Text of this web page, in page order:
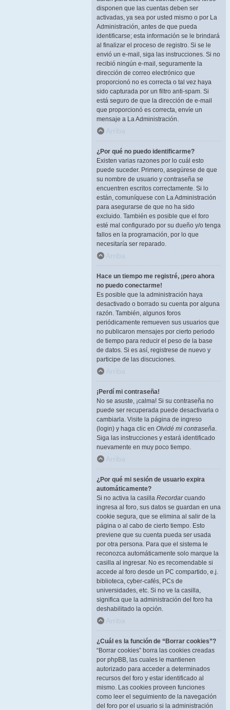
disponen que las cuentas deben ser
activadas, ya sea por usted mismo o por La
Administración, antes de que pueda
identificarse; esta información se le brindará
al finalizar el proceso de registro. Si se le
envió un e-mail, siga las instrucciones. Si no
recibió ningún e-mail, seguramente la
dirección de correo electrónico que
proporcionó no es correcta o tal vez haya
sido capturada por un filtro anti-spam. Si
está seguro de que la dirección de e-mail
que proporcionó es correcta, envíe un
mensaje a La Administración.
Arriba
¿Por qué no puedo identificarme?
Existen varias razones por lo cuál esto
puede suceder. Primero, asegúrese de que
su nombre de usuario y contraseña se
encuentren escritos correctamente. Si lo
están, comuníquese con La Administración
para asegurarse de que no ha sido
excluido. También es posible que el foro
esté mal configurado por su dueño y/o tenga
fallos en la programación, por lo que
necesitaría ser reparado.
Arriba
Hace un tiempo me registré, ¡pero ahora
no puedo conectarme!
Es posible que la administración haya
desactivado o borrado su cuenta por alguna
razón. También, algunos foros
periódicamente remueven sus usuarios que
no publicaron mensajes por cierto periodo
de tiempo para reducir el peso de la base
de datos. Si es así, registrese de nuevo y
participe de las discuciones.
Arriba
¡Perdí mi contraseña!
No se asuste, ¡calma! Si su contraseña no
puede ser recuperada puede desactivarla o
cambiarla. Visite la página de ingreso
(login) y haga clic en Olvidé mi contraseña.
Siga las instrucciones y estará identificado
nuevamente en muy poco tiempo.
Arriba
¿Por qué mi sesión de usuario expira
automáticamente?
Si no activa la casilla Recordarcuando
ingresa al foro, sus datos se guardan en una
cookie segura, que se elimina al salir de la
página o al cabo de cierto tiempo. Esto
previene que su cuenta pueda ser usada
por otra persona. Para que el sistema le
reconozca automáticamente solo marque la
casilla al ingresar. No es recomendable si
accede al foro desde un PC compartido, e.j.
biblioteca, cyber-cafés, PCs de
universidades, etc. Si no ve la casilla,
significa que la administración del foro ha
deshabilitado la opción.
Arriba
¿Cuál es la función de “Borrar cookies”?
“Borrar cookies” borra las cookies creadas
por phpBB, las cuales le mantienen
autorizado para acceder a determinados
recursos del foro y estar identificado al
mismo. Las cookies proveen funciones
como leer el seguimiento de la navegación
del foro por el usuario si la administración